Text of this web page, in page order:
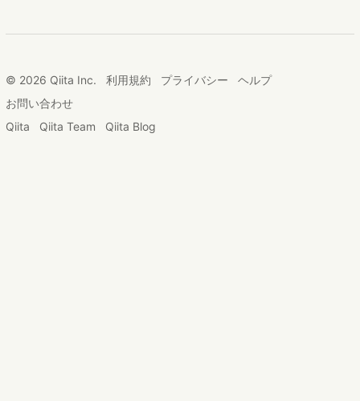
© 2026 Qiita Inc. 利用規約 プライバシー
ヘルプ
お問い合わせ
Qiita
Qiita Team Qiita Blog